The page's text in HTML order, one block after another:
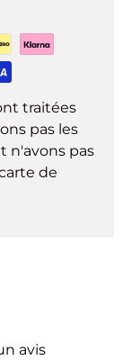
traitées
pas les
n'avons pas
de
avis